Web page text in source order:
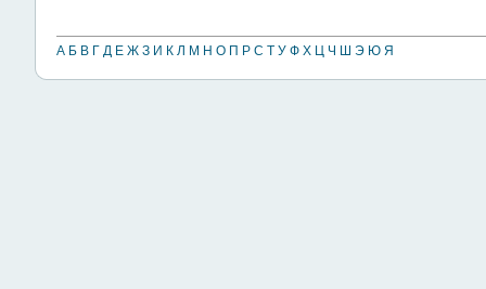
А Б В Г Д Е Ж З И К Л М Н О П Р С Т У Ф Х Ц Ч Ш Э Ю Я